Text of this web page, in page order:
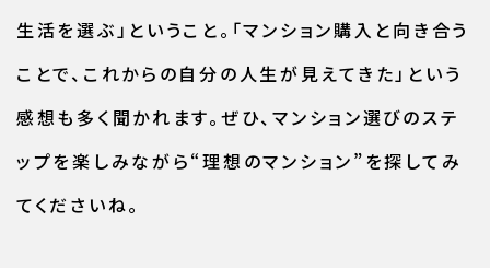
生活を選ぶ」ということ。「マンション購入と向き合う
ことで、これからの自分の人生が見えてきた」という
感想も多く聞かれます。ぜひ、マンション選びのステ
ップを楽しみながら“理想のマンション”を探してみ
てくださいね。